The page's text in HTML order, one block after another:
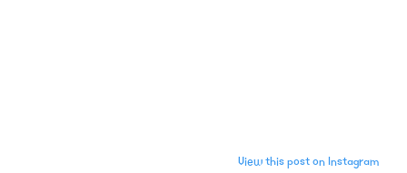
View this post on Instagram